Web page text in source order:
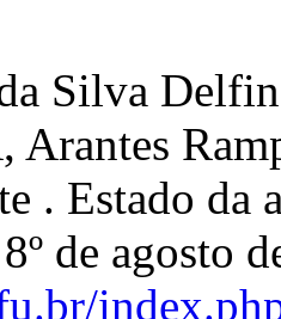
Silva
Arantes
. Estado da
de agosto